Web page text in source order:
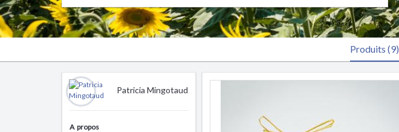
Produits (9)
Patricia Mingotaud
A propos